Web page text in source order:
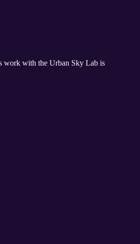
work with the Urban Sky Lab is